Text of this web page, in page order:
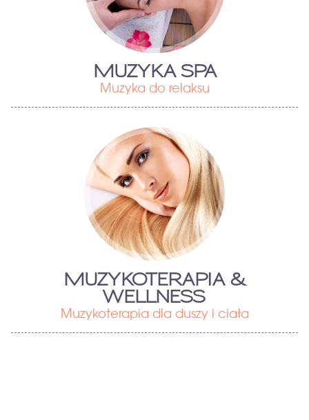
MUZYKA SPA
Muzyka do relaksu
MUZYKOTERAPIA &
WELLNESS
Muzykoterapia dla duszy i ciała